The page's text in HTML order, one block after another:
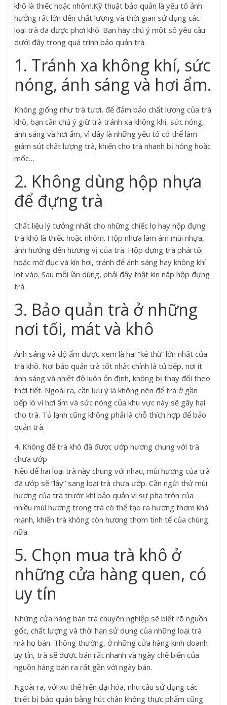
khô là thiếc hoặc nhôm.Kỹ thuật bảo quản là yếu tố ảnh
hưởng rất lớn đến chất lượng và thời gian sử dụng các
loại trà đã được phơi khô. Bạn hãy chú ý một số yêu cầu
dưới đây trong quá trình bảo quản trà.
1. Tránh xa không khí, sức
nóng, ánh sáng và hơi ẩm.
Không giống như trà tươi, để đảm bảo chất lượng của trà
khô, bạn cần chú ý giữ trà tránh xa không khí, sức nóng,
ánh sáng và hơi ẩm, vì đây là những yếu tố có thể làm
giảm sút chất lượng trà, khiến cho trà nhanh bị hỏng hoặc
mốc…
2. Không dùng hộp nhựa
để đựng trà
Chất liệu lý tưởng nhất cho những chiếc lọ hay hộp đựng
trà khô là thiếc hoặc nhôm. Hộp nhựa làm ám mùi nhựa,
ảnh hưởng đến hương vị của trà. Hộp đựng trà phải tối
hoặc mờ đục và kín hơi, tránh để ánh sáng hay không khí
lọt vào. Sau mỗi lần dùng, phải đậy thật kín nắp hộp đựng
trà.
3. Bảo quản trà ở những
nơi tối, mát và khô
Ánh sáng và độ ẩm được xem là hai “kẻ thù” lớn nhất của
trà khô. Nơi bảo quản trà tốt nhất chính là tủ bếp, nơi ít
ánh sáng và nhiệt độ luôn ổn định, không bị thay đổi theo
thời tiết. Ngoài ra, cần lưu ý là không nên để trà ở gần
bếp lò vì hơi ẩm và sức nóng của khu vực này sẽ gây hại
cho trà. Tủ lạnh cũng không phải là chỗ thích hợp để bảo
quản trà.
4. Không để trà khô đã được ướp hương chung với trà
chưa ướp
Nếu để hai loại trà này chung với nhau, mùi hương của trà
đã ướp sẽ “lây” sang loại trà chưa ướp. Cần ngửi thử mùi
hương của trà trước khi bảo quản vì sự pha trộn của
nhiều mùi hương trong trà có thể tạo ra hương thơm khá
mạnh, khiến trà không còn hương thơm tinh tế của chúng
nữa.
5. Chọn mua trà khô ở
những cửa hàng quen, có
uy tín
Những cửa hàng bán trà chuyên nghiệp sẽ biết rõ nguồn
gốc, chất lượng và thời hạn sử dụng của những loại trà
mà họ bán. Thông thường, ở những cửa hàng kinh doanh
uy tín, trà sẽ được bán rất nhanh và ngày chế biến của
nguồn hàng bán ra rất gần với ngày bán.
Ngoài ra, với xu thế hiện đại hóa, nhu cầu sử dụng các
thiết bị bảo quản bằng hút chân không thực phẩm cũng